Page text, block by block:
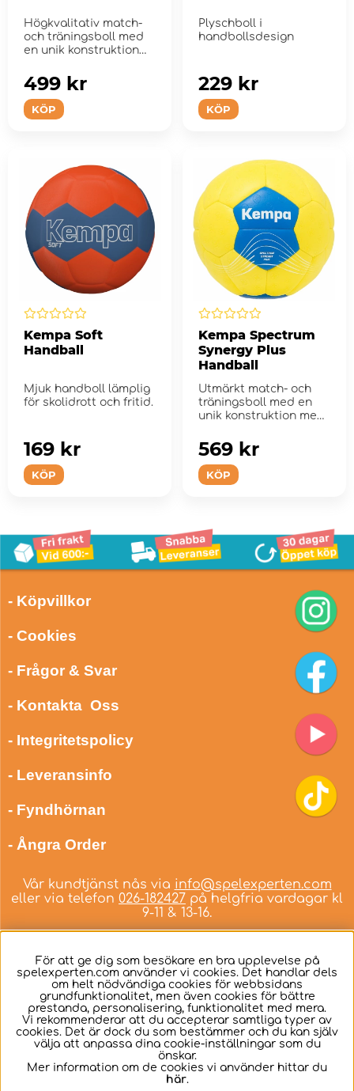
Högkvalitativ match-
och träningsboll med
en unik konstruktion
KÖP
499 kr
Plyschboll i
handbollsdesign
KÖP
229 kr
Kempa Soft
Handball
Mjuk handboll lämplig
för skolidrott och fritid.
KÖP
169 kr
Kempa Spectrum
Synergy Plus
Handball
Utmärkt match- och
träningsboll med en
unik konstruktion med
KÖP
569 kr
- Köpvillkor
- Cookies
- Frågor & Svar
- Kontakta Oss
- Integritetspolicy
- Leveransinfo
- Fyndhörnan
- Ångra Order
Vår kundtjänst nås via info@spelexperten.com
eller via telefon 026-182427 på helgfria vardagar kl
9-11 & 13-16.
Svenska
För att ge dig som besökare en bra upplevelse på
spelexperten.com använder vi cookies. Det handlar dels
om helt nödvändiga cookies för webbsidans
grundfunktionalitet, men även cookies för bättre
prestanda, personalisering, funktionalitet med mera.
Vi rekommenderar att du accepterar samtliga typer av
cookies. Det är dock du som bestämmer och du kan själv
välja att anpassa dina cookie-inställningar som du
önskar.
Mer information om de cookies vi använder hittar du
här.